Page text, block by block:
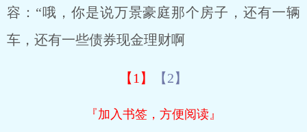
容：“哦，你是说万景豪庭那个房子，还有一辆
车，还有一些债券现金理财啊
【1】 【2】
『加入书签，方便阅读』